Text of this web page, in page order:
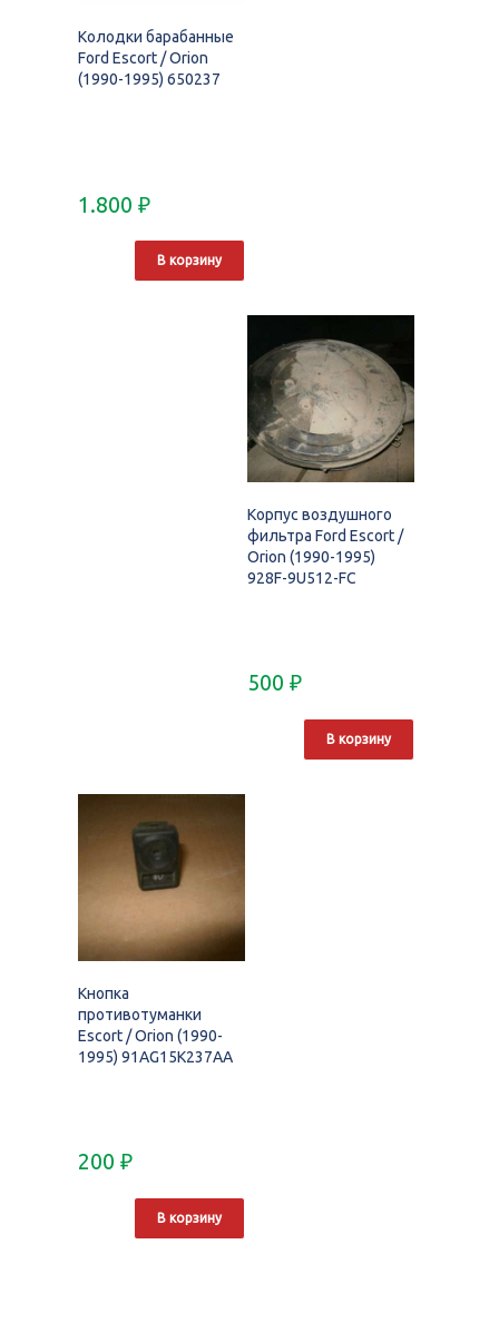
Колодки барабанные
Ford Escort / Orion
(1990-1995) 650237
1.800 ₽
В корзину
Корпус воздушного
фильтра Ford Escort /
Orion (1990-1995)
928F-9U512-FC
500 ₽
В корзину
Кнопка
противотуманки
Escort / Orion (1990-
1995) 91AG15K237AA
200 ₽
В корзину